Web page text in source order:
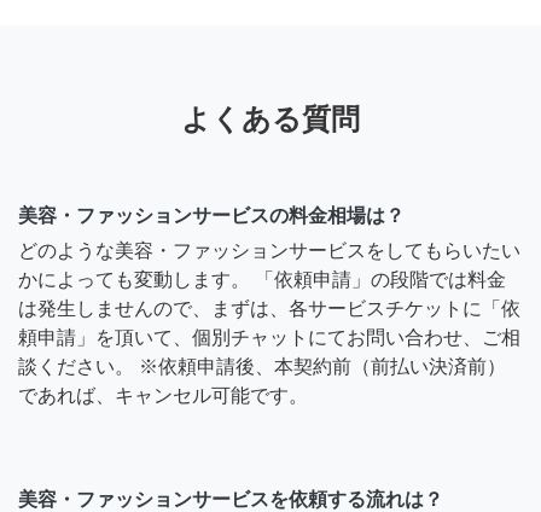
よくある質問
美容・ファッションサービスの料金相場は？
どのような美容・ファッションサービスをしてもらいたい
かによっても変動します。 「依頼申請」の段階では料金
は発生しませんので、まずは、各サービスチケットに「依
頼申請」を頂いて、個別チャットにてお問い合わせ、ご相
談ください。 ※依頼申請後、本契約前（前払い決済前）
であれば、キャンセル可能です。
美容・ファッションサービスを依頼する流れは？